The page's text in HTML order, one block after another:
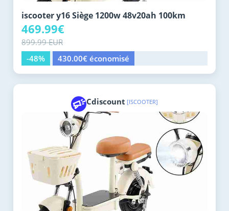
iscooter y16 Siège 1200w 48v20ah 100km
469.99€
899.99 EUR
-48%
430.00€ économisé
Cdiscount [ISCOOTER]